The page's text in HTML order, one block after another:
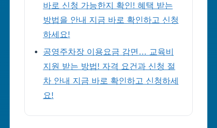
바로 신청 가능한지 확인! 혜택 받는
방법을 안내 지금 바로 확인하고 신청
하세요!
공영주차장 이용요금 감면… 교육비
지원 받는 방법! 자격 요건과 신청 절
차 안내 지금 바로 확인하고 신청하세
요!